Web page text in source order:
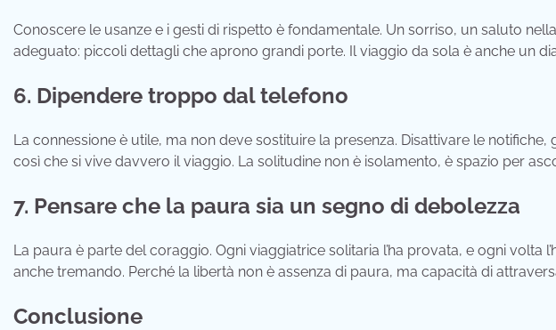
Conoscere le usanze e i gesti di rispetto è fondamentale. Un sorriso, un saluto
adeguato: piccoli dettagli che aprono grandi porte. Il viaggio da sola è anche un
6. Dipendere troppo dal telefono
La connessione è utile, ma non deve sostituire la presenza. Disattivare le
così che si vive davvero il viaggio. La solitudine non è isolamento, è spazio per
7. Pensare che la paura sia un segno di debolezza
La paura è parte del coraggio. Ogni viaggiatrice solitaria l’ha provata, e ogni volta
anche tremando. Perché la libertà non è assenza di paura, ma capacità di
Conclusione